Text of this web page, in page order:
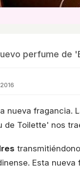
perfume de
nueva fragancia.
de Toilette' nos
Esta nueva